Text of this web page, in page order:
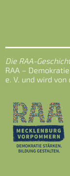
Die RAA-
RAA –
e. V. und wird